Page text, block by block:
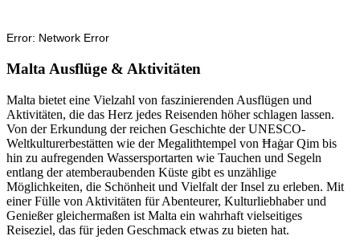
Malta Ausflüge & Aktivitäten
Malta bietet eine Vielzahl von faszinierenden Ausflügen und
Aktivitäten, die das Herz jedes Reisenden höher schlagen lassen.
Von der Erkundung der reichen Geschichte der UNESCO-
Weltkulturerbestätten wie der Megalithtempel von Ħaġar Qim bis
hin zu aufregenden Wassersportarten wie Tauchen und Segeln
entlang der atemberaubenden Küste gibt es unzählige
Möglichkeiten, die Schönheit und Vielfalt der Insel zu erleben. Mit
einer Fülle von Aktivitäten für Abenteurer, Kulturliebhaber und
Genießer gleichermaßen ist Malta ein wahrhaft vielseitiges
Reiseziel, das für jeden Geschmack etwas zu bieten hat.